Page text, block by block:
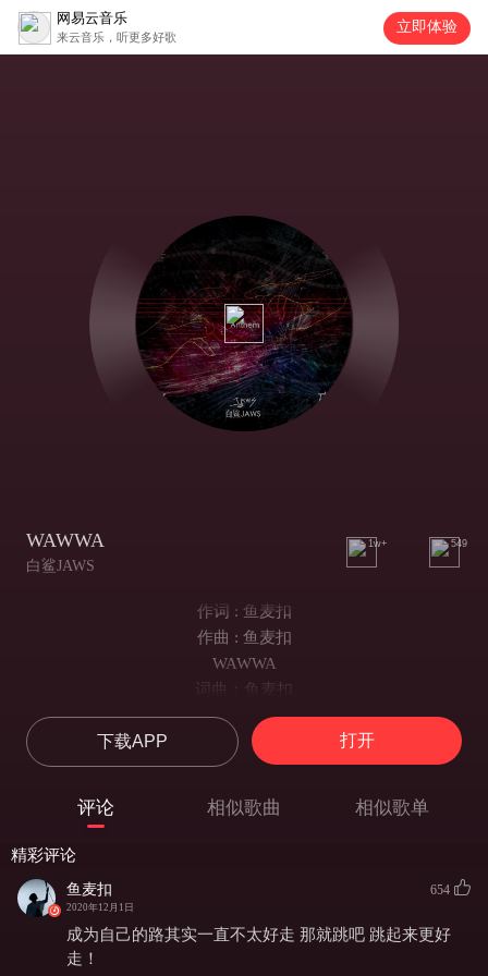
网易云音乐
来云音乐，听更多好歌
立即体验
WAWWA
白鲨JAWS
1w+ 549
作词 : 鱼麦扣
作曲 : 鱼麦扣
WAWWA
词曲：鱼麦扣
编曲：白鲨JAWS
特邀鼓手：孙钰
人声录编：倪涵文@TCFaders
混音：戸田清章(Seiji Toda)(S.O.L.I.D sound lab Co.,Ltd.)@ NK
我们轻轻把所有真心诉说
下载APP 打开
评论 相似歌曲 相似歌单
精彩评论
鱼麦扣
2020年12月1日
654
成为自己的路其实一直不太好走 那就跳吧 跳起来更好
走！